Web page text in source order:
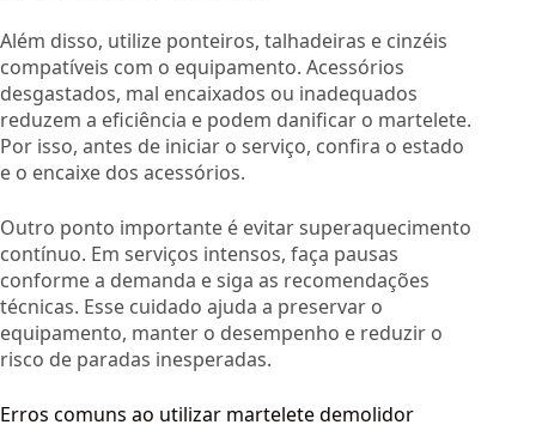
Além disso, utilize ponteiros, talhadeiras e cinzéis
compatíveis com o equipamento. Acessórios
desgastados, mal encaixados ou inadequados
reduzem a eficiência e podem danificar o martelete.
Por isso, antes de iniciar o serviço, confira o estado
e o encaixe dos acessórios.
Outro ponto importante é evitar superaquecimento
contínuo. Em serviços intensos, faça pausas
conforme a demanda e siga as recomendações
técnicas. Esse cuidado ajuda a preservar o
equipamento, manter o desempenho e reduzir o
risco de paradas inesperadas.
Erros comuns ao utilizar martelete demolidor